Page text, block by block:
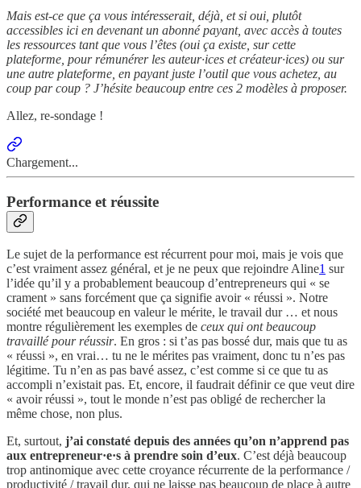
Mais est-ce que ça vous intéresserait, déjà, et si oui, plutôt
accessibles ici en devenant un abonné payant, avec accès à toutes
les ressources tant que vous l’êtes (oui ça existe, sur cette
plateforme, pour rémunérer les auteur·ices et créateur·ices) ou sur
une autre plateforme, en payant juste l’outil que vous achetez, au
coup par coup ? J’hésite beaucoup entre ces 2 modèles à proposer.
Allez, re-sondage !
Chargement...
Performance et réussite
Le sujet de la performance est récurrent pour moi, mais je vois que
c’est vraiment assez général, et je ne peux que rejoindre Aline1 sur
l’idée qu’il y a probablement beaucoup d’entrepreneurs qui « se
crament » sans forcément que ça signifie avoir « réussi ». Notre
société met beaucoup en valeur le mérite, le travail dur … et nous
montre régulièrement les exemples de ceux qui ont beaucoup
travaillé pour réussir. En gros : si t’as pas bossé dur, mais que tu as
« réussi », en vrai… tu ne le mérites pas vraiment, donc tu n’es pas
légitime. Tu n’en as pas bavé assez, c’est comme si ce que tu as
accompli n’existait pas. Et, encore, il faudrait définir ce que veut dire
« avoir réussi », tout le monde n’est pas obligé de rechercher la
même chose, non plus.
Et, surtout, j’ai constaté depuis des années qu’on n’apprend pas
aux entrepreneur·e·s à prendre soin d’eux. C’est déjà beaucoup
trop antinomique avec cette croyance récurrente de la performance /
productivité / travail dur, qui ne laisse pas beaucoup de place à autre